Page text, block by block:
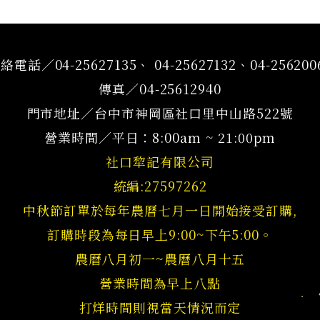
電話／04-25627135、 04-25627132、04-
傳真／04-25612940
門市地址／台中市神岡區社口里中山路522號
營業時間／平日：8:00am ~ 21:00pm
社口犂記有限公司
統編:27597262
中秋節訂單於每年農曆七月一日開始接受訂購,
訂購時段為每日早上9:00~下午5:00。
農曆八月初一~農曆八月十五
營業時間為早上八點
打烊時間則視當天情況而定